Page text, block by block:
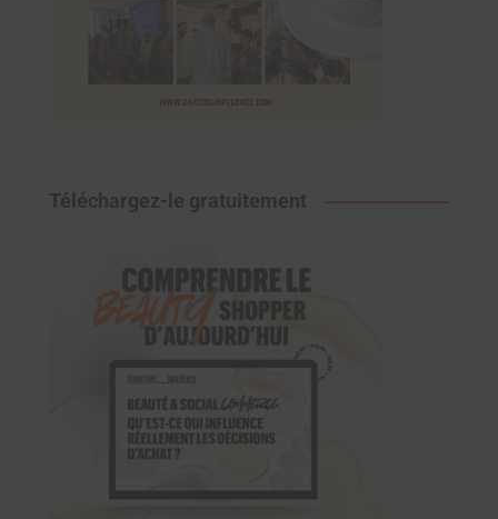
Téléchargez-le gratuitement